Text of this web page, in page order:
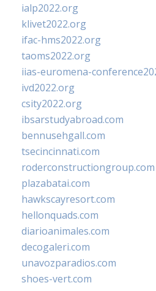
ialp2022.org
klivet2022.org
ifac-hms2022.org
taoms2022.org
iias-euromena-
ivd2022.org
csity2022.org
ibsarstudyabroad.com
bennusehgall.com
tsecincinnati.com
roderconstructiongroup.com
plazabatai.com
hawkscayresort.com
hellonquads.com
diarioanimales.com
decogaleri.com
unavozparadios.com
shoes-vert.com